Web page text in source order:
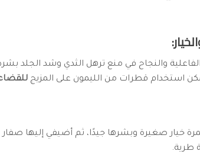
والنجاح في منع ترهل الثدي وشد الجلد
استخدام قطرات من الليمون على المزيج
خيار صغيرة وبشرها جيدًا، ثم أضيفي إليها
طرية.